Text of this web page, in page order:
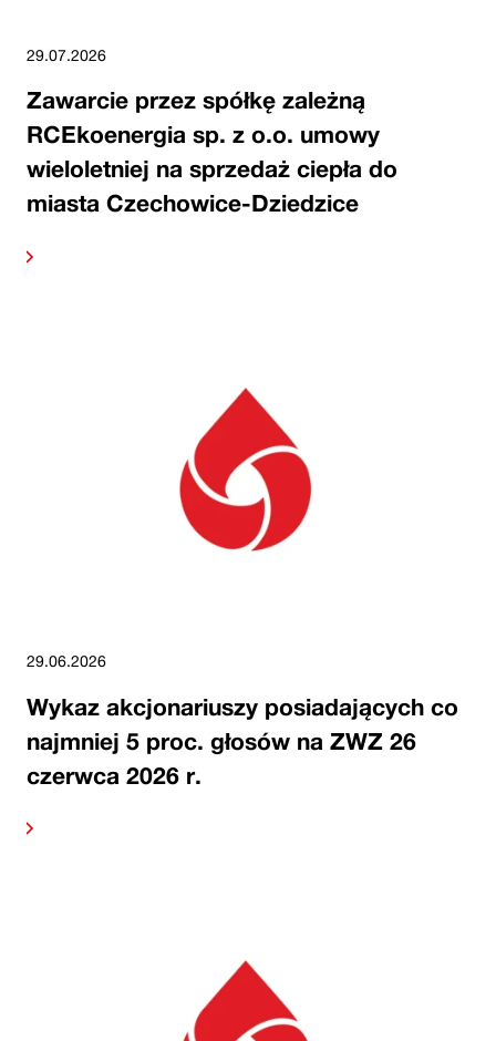
29.07.2026
Zawarcie przez spółkę zależną
RCEkoenergia sp. z o.o. umowy
wieloletniej na sprzedaż ciepła do
miasta Czechowice-Dziedzice
29.06.2026
Wykaz akcjonariuszy posiadających co
najmniej 5 proc. głosów na ZWZ 26
czerwca 2026 r.